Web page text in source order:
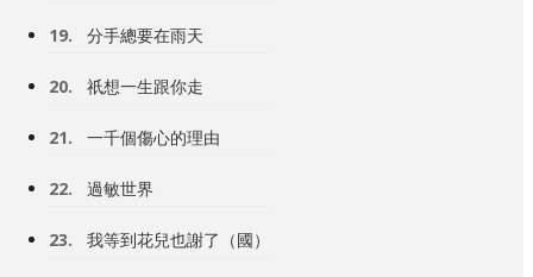
19. 分手總要在雨天
20. 祇想一生跟你走
21. 一千個傷心的理由
22. 過敏世界
23. 我等到花兒也謝了（國）